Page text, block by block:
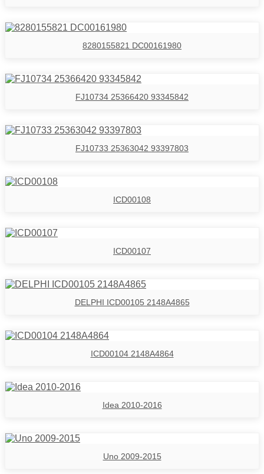
8280155821 DC00161980
FJ10734 25366420 93345842
FJ10733 25363042 93397803
ICD00108
ICD00107
DELPHI ICD00105 2148A4865
ICD00104 2148A4864
Idea 2010-2016
Uno 2009-2015